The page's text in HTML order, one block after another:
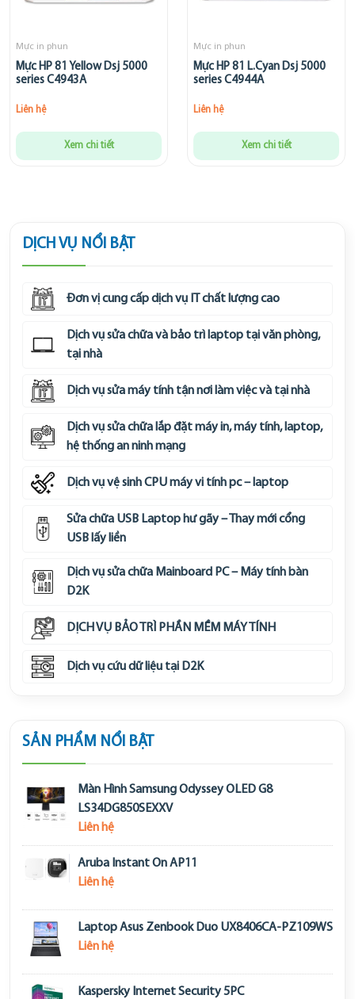
Mực in phun
Mực HP 81 Yellow Dsj 5000
series C4943A
Liên hệ
Xem chi tiết
Mực in phun
Mực HP 81 L.Cyan Dsj 5000
series C4944A
Liên hệ
Xem chi tiết
DỊCH VỤ NỔI BẬT
Đơn vị cung cấp dịch vụ IT chất lượng cao
Dịch vụ sửa chữa và bảo trì laptop tại văn phòng,
tại nhà
Dịch vụ sửa máy tính tận nơi làm việc và tại nhà
Dịch vụ sửa chữa lắp đặt máy in, máy tính, laptop,
hệ thống an ninh mạng
Dịch vụ vệ sinh CPU máy vi tính pc – laptop
Sửa chữa USB Laptop hư gãy – Thay mới cổng
USB lấy liền
Dịch vụ sửa chữa Mainboard PC – Máy tính bàn
D2K
DỊCH VỤ BẢO TRÌ PHẦN MỀM MÁY TÍNH
Dịch vụ cứu dữ liệu tại D2K
SẢN PHẨM NỔI BẬT
Màn Hình Samsung Odyssey OLED G8
LS34DG850SEXXV
Liên hệ
Aruba Instant On AP11
Liên hệ
Laptop Asus Zenbook Duo UX8406CA-PZ109WS
Liên hệ
Kaspersky Internet Security 5PC